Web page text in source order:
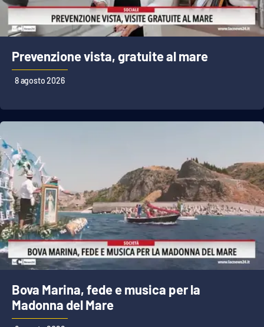
LAC
NETWORK
Lacitymag.it
Lacapitalenews.it
Ilreggino.it
Cosenzachannel.it
Catanzarochannel.it
Prevenzione vista, gratuite al mare
8 agosto 2026
Bova Marina, fede e musica per la
Madonna del Mare